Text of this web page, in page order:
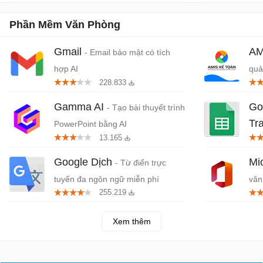
Phần Mềm Văn Phòng
Gmail
- Email bảo mật có tích
hợp AI
228.833
Gamma AI - Tạo bài thuyết trình
PowerPoint bằng AI
13.165
Google Dịch - Từ điển trực
tuyến đa ngôn ngữ miễn phí
255.219
Xem thêm